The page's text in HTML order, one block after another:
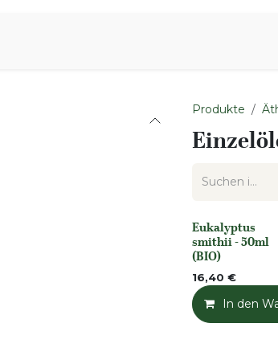
Produkte
None
Eukalyptus
smithii - 50ml
(BIO)
16,40 €
In den